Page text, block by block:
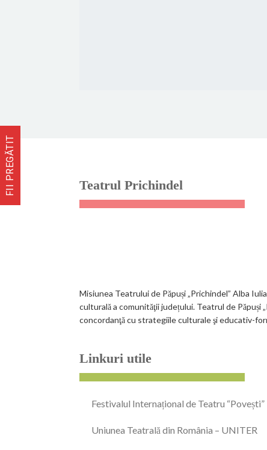
Teatrul Prichindel
Misiunea Teatrului de Păpuși „Prichindel” Alba
culturală a comunităţii județului. Teatrul de Păpuși
concordanţă cu strategiile culturale şi educativ-
Linkuri utile
Festivalul Internațional de Teatru “Povești”
Uniunea Teatrală din România – UNITER
FII PREGĂTIT